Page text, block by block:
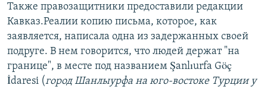
Также правозащитники предоставили редакции
Кавказ.Реалии копию письма, которое, как
заявляется, написала одна из задержанных своей
подруге. В нем говорится, что людей держат "на
границе", в месте под названием Şanlıurfa Göç
İdaresi (город Шанлыурфа на юго-востоке Турции у